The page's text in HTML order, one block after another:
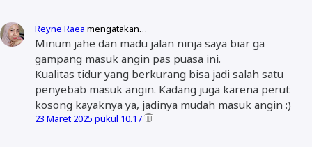
Reyne Raea mengatakan…
Minum jahe dan madu jalan ninja saya biar ga
gampang masuk angin pas puasa ini.
Kualitas tidur yang berkurang bisa jadi salah satu
penyebab masuk angin. Kadang juga karena perut
kosong kayaknya ya, jadinya mudah masuk angin :)
23 Maret 2025 pukul 10.17